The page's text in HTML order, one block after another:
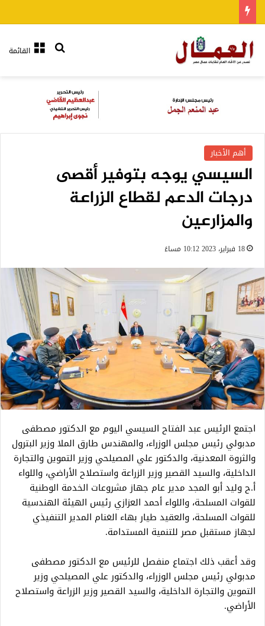
القائمةبحث عن
أهم الأخبار
السيسي يوجه بتوفير أقصى
درجات الدعم لقطاع الزراعة
والمزارعين
18 فبراير، 2023 10:12 مساءً
اجتمع الرئيس عبد الفتاح السيسي اليوم مع الدكتور مصطفى
مدبولي رئيس مجلس الوزراء، والمهندس طارق الملا وزير البترول
والثروة المعدنية، والدكتور علي المصيلحي وزير التموين والتجارة
الداخلية، والسيد القصير وزير الزراعة واستصلاح الأراضي، واللواء
أ.ح وليد أبو المجد مدير عام جهاز مشروعات الخدمة الوطنية
للقوات المسلحة، واللواء أحمد العزازي رئيس الهيئة الهندسية
للقوات المسلحة، والعقيد طيار بهاء الغنام المدير التنفيذي
لجهاز مستقبل مصر للتنمية المستدامة.
وقد أعقب ذلك اجتماع منفصل للرئيس مع الدكتور مصطفى
مدبولي رئيس مجلس الوزراء، والدكتور علي المصيلحي وزير
التموين والتجارة الداخلية، والسيد القصير وزير الزراعة واستصلاح
الأراضي.